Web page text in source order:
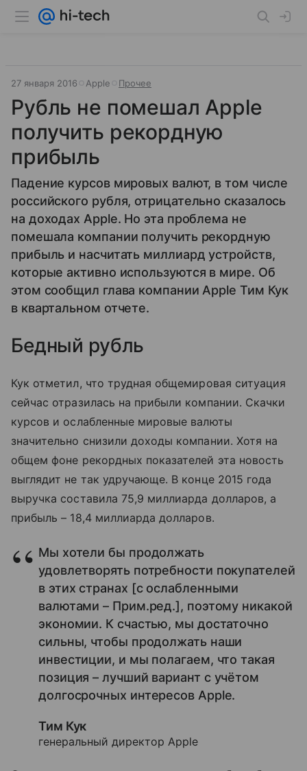
27 января 2016 Apple Прочее
Рубль не помешал Apple
получить рекордную
прибыль
Падение курсов мировых валют, в том числе
российского рубля, отрицательно сказалось
на доходах Apple. Но эта проблема не
помешала компании получить рекордную
прибыль и насчитать миллиард устройств,
которые активно используются в мире. Об
этом сообщил глава компании Apple Тим Кук
в квартальном отчете.
Бедный рубль
Кук отметил, что трудная общемировая ситуация
сейчас отразилась на прибыли компании. Скачки
курсов и ослабленные мировые валюты
значительно снизили доходы компании. Хотя на
общем фоне рекордных показателей эта новость
выглядит не так удручающе. В конце 2015 года
выручка составила 75,9 миллиарда долларов, а
прибыль – 18,4 миллиарда долларов.
Мы хотели бы продолжать
удовлетворять потребности покупателей
в этих странах [с ослабленными
валютами – Прим.ред.], поэтому никакой
экономии. К счастью, мы достаточно
сильны, чтобы продолжать наши
инвестиции, и мы полагаем, что такая
позиция – лучший вариант с учётом
долгосрочных интересов Apple.
Тим Кук
генеральный директор Apple